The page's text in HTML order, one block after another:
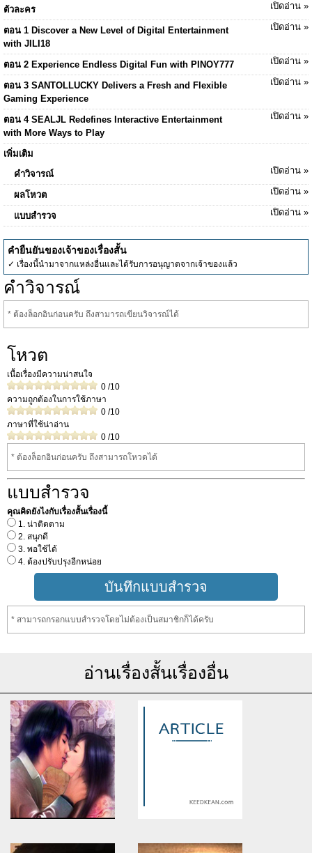
ตัวละคร
เปิดอ่าน »
ตอน 1 Discover a New Level of Digital Entertainment
with JILI18
เปิดอ่าน »
ตอน 2 Experience Endless Digital Fun with PINOY777 เปิดอ่าน »
ตอน 3 SANTOLLUCKY Delivers a Fresh and Flexible
Gaming Experience
เปิดอ่าน »
ตอน 4 SEALJL Redefines Interactive Entertainment
with More Ways to Play
เปิดอ่าน »
เพิ่มเติม
คำวิจารณ์
เปิดอ่าน »
ผลโหวต เปิดอ่าน »
แบบสำรวจ เปิดอ่าน »
คำยืนยันของเจ้าของเรื่องสั้น
✓ เรื่องนี้นำมาจากแหล่งอื่นและได้รับการอนุญาตจากเจ้าของแล้ว
คำวิจารณ์
* ต้องล็อกอินก่อนครับ ถึงสามารถเขียนวิจารณ์ได้
โหวต
เนื้อเรื่องมีความน่าสนใจ
0 /10
ความถูกต้องในการใช้ภาษา
0 /10
ภาษาที่ใช้น่าอ่าน
0 /10
* ต้องล็อกอินก่อนครับ ถึงสามารถโหวดได้
แบบสำรวจ
คุณคิดยังไงกับเรื่องสั้นเรื่องนี้
1. น่าติดตาม
2. สนุกดี
3. พอใช้ได้
4. ต้องปรับปรุงอีกหน่อย
* สามารถกรอกแบบสำรวจโดยไม่ต้องเป็นสมาชิกก็ได้ครับ
อ่านเรื่องสั้นเรื่องอื่น
Warning: Use of undefined
Warning: Use of undefined